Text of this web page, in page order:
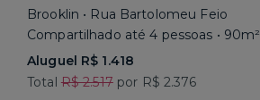
Brooklin • Rua Bartolomeu Feio
Compartilhado até 4 pessoas • 90m²
Aluguel R$ 1.418
Total R$ 2.517por R$ 2.376